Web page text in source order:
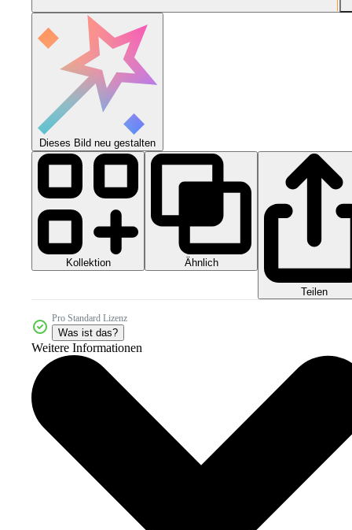
Dieses Bild neu gestalten
Kollektion Ähnlich
Teilen
Pro Standard Lizenz
Was ist das?
Weitere Informationen